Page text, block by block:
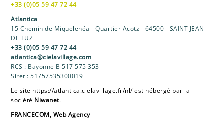
+33 (0)05 59 47 72 44
Atlantica
15 Chemin de Miquelenéa - Quartier Acotz - 64500 - SAINT JEAN
DE LUZ
+33 (0)05 59 47 72 44
atlantica@cielavillage.com
RCS : Bayonne B 517 575 353
Siret :51757535300019
Le site https://atlantica.cielavillage.fr/nl/est hébergé par la
société Niwanet.
FRANCECOM, Web Agency